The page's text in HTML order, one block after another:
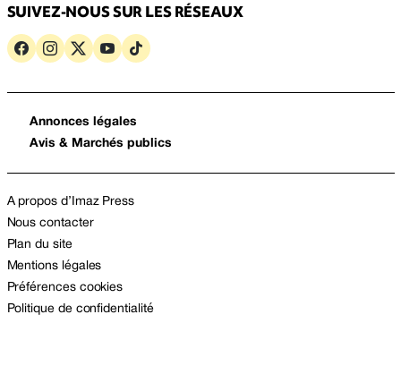
SUIVEZ-NOUS SUR LES RÉSEAUX
Annonces légales
Avis & Marchés publics
A propos d’Imaz Press
Nous contacter
Plan du site
Mentions légales
Préférences cookies
Politique de confidentialité